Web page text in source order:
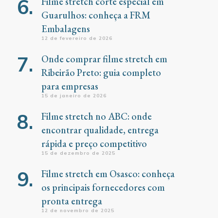
Guarulhos: conheça a FRM
Embalagens
12 de fevereiro de 2026
Onde comprar filme stretch em
Ribeirão Preto: guia completo
para empresas
15 de janeiro de 2026
Filme stretch no ABC: onde
encontrar qualidade, entrega
rápida e preço competitivo
15 de dezembro de 2025
Filme stretch em Osasco: conheça
os principais fornecedores com
pronta entrega
12 de novembro de 2025